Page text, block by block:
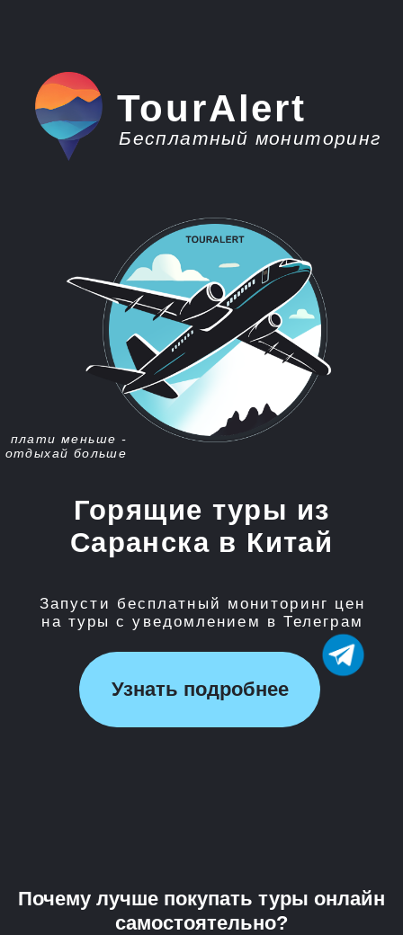
Горящие туры из
Саранска в Китай
Запусти бесплатный мониторинг цен
на туры с уведомлением в Телеграм
TourAlert
Бесплатный мониторинг
Почему лучше покупать туры онлайн
самостоятельно?